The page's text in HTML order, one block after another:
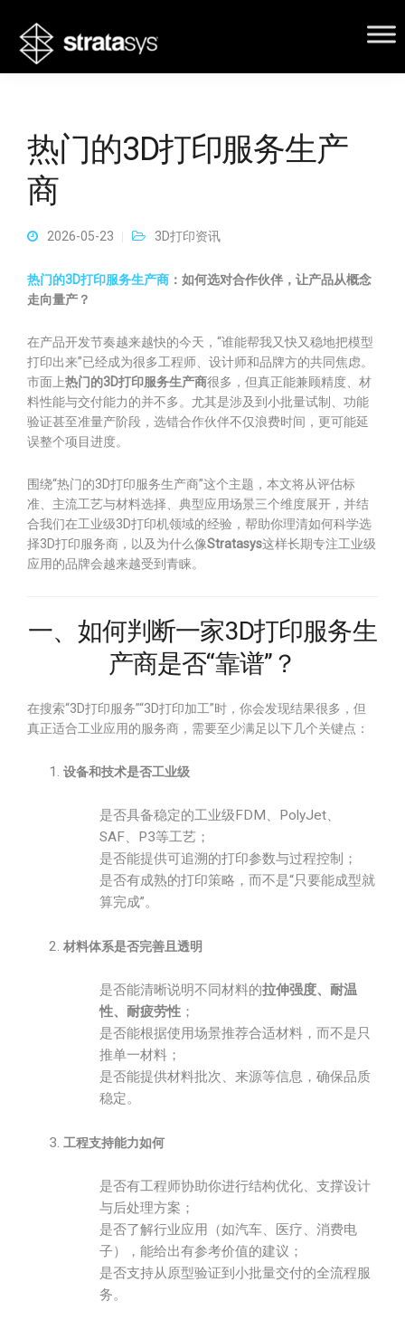
热门的3D打印服务生产
商
2026-05-23 3D打印资讯
热门的3D打印服务生产商 ：如何选对合作伙伴，让产品从概念
走向量产？
在产品开发节奏越来越快的今天，“谁能帮我又快又稳地把模型
打印出来”已经成为很多工程师、设计师和品牌方的共同焦虑。
市面上热门的3D打印服务生产商很多，但真正能兼顾精度、材
料性能与交付能力的并不多。尤其是涉及到小批量试制、功能
验证甚至准量产阶段，选错合作伙伴不仅浪费时间，更可能延
误整个项目进度。
围绕“热门的3D打印服务生产商”这个主题，本文将从评估标
准、主流工艺与材料选择、典型应用场景三个维度展开，并结
合我们在工业级3D打印机领域的经验，帮助你理清如何科学选
择3D打印服务商，以及为什么像Stratasys这样长期专注工业级
应用的品牌会越来越受到青睐。
一、如何判断一家3D打印服务生
产商是否“靠谱”？
在搜索“3D打印服务”“3D打印加工”时，你会发现结果很多，但
真正适合工业应用的服务商，需要至少满足以下几个关键点：
设备和技术是否工业级
是否具备稳定的工业级FDM、PolyJet、
SAF、P3等工艺；
是否能提供可追溯的打印参数与过程控制；
是否有成熟的打印策略，而不是“只要能成型就
算完成”。
材料体系是否完善且透明
是否能清晰说明不同材料的拉伸强度、耐温
性、耐疲劳性 ；
是否能根据使用场景推荐合适材料，而不是只
推单一材料；
是否能提供材料批次、来源等信息，确保品质
稳定。
工程支持能力如何
是否有工程师协助你进行结构优化、支撑设计
与后处理方案；
是否了解行业应用（如汽车、医疗、消费电
子），能给出有参考价值的建议；
是否支持从原型验证到小批量交付的全流程服
务。